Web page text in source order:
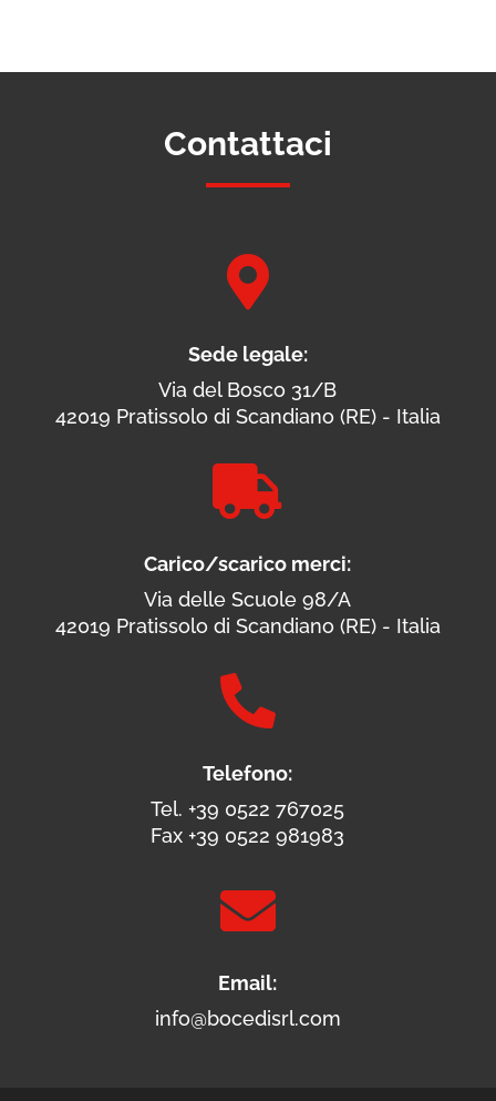
Contattaci

Sede legale:
Via del Bosco 31/B
42019 Pratissolo di Scandiano (RE) - Italia

Carico/scarico merci:
Via delle Scuole 98/A
42019 Pratissolo di Scandiano (RE) - Italia

Telefono:
Tel. +39 0522 767025
Fax +39 0522 981983

Email:
info@bocedisrl.com